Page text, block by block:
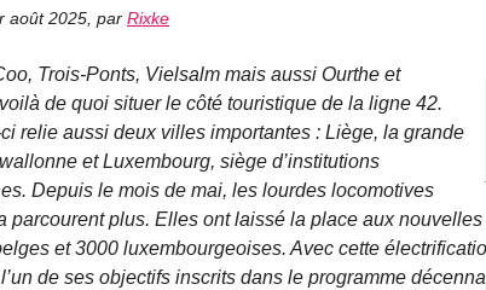
août 2025 par Rixke
Trois-Ponts, Vielsalm mais aussi Ourthe et
de quoi situer le côté touristique de la ligne 42.
relie aussi deux villes importantes : Liège, la grande
et Luxembourg, siège d’institutions
Depuis le mois de mai, les lourdes locomotives
parcourent plus. Elles ont laissé la place aux
et 3000 luxembourgeoises. Avec cette
de ses objectifs inscrits dans le programme